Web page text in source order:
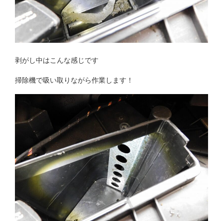
剥がし中はこんな感じです
掃除機で吸い取りながら作業します！